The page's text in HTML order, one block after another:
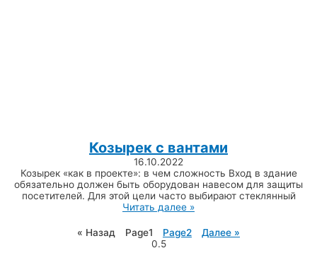
Козырек с вантами
16.10.2022
Козырек «как в проекте»: в чем сложность Вход в здание
обязательно должен быть оборудован навесом для защиты
посетителей. Для этой цели часто выбирают стеклянный
Читать далее »
« Назад Page1 Page2 Далее »